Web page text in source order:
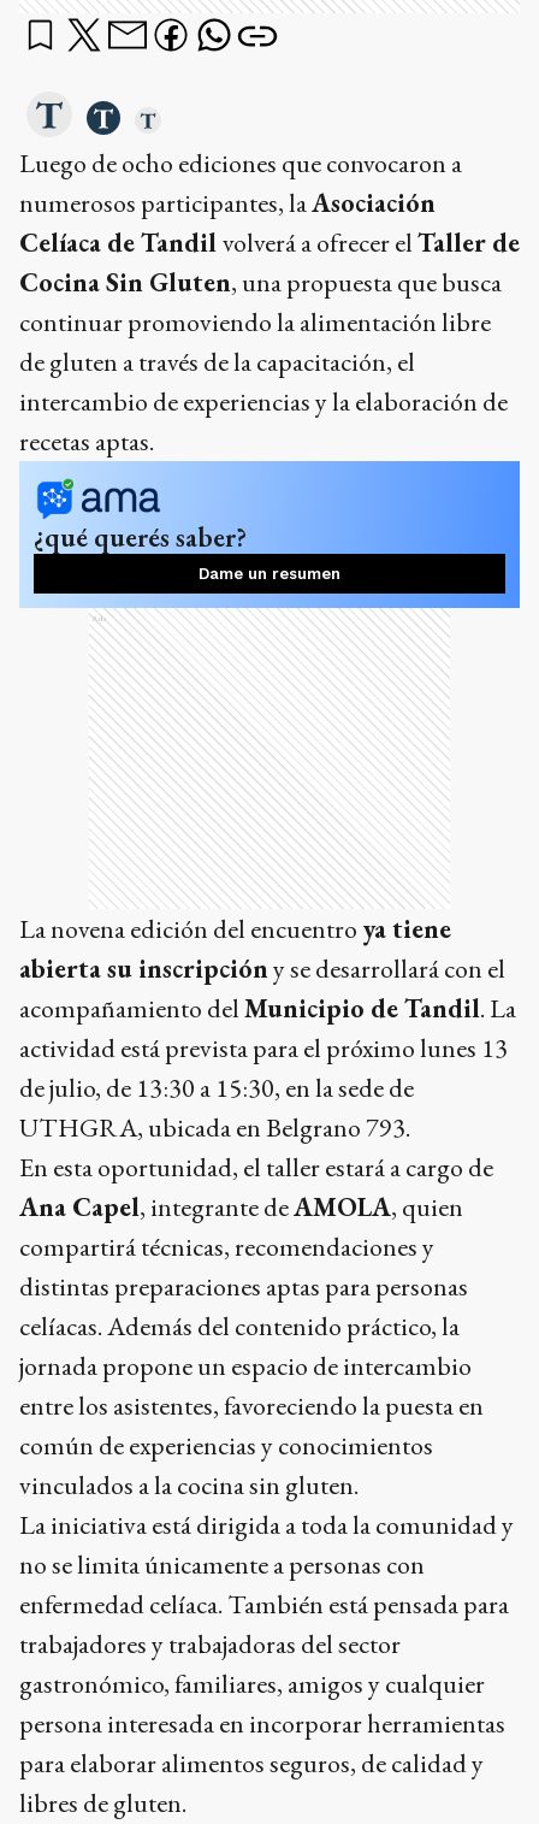
Luego de ocho ediciones que convocaron a
numerosos participantes, laAsociación
Celíaca de Tandilvolverá a ofrecer elTaller de
Cocina Sin Gluten, una propuesta que busca
continuar promoviendo la alimentación libre
de gluten a través de la capacitación, el
intercambio de experiencias y la elaboración de
recetas aptas.
¿qué querés saber?
Dame un resumen
Ads
La novena edición del encuentro ya tiene
abierta su inscripcióny se desarrollará con el
acompañamiento delMunicipio de Tandil. La
actividad está prevista para el próximo lunes 13
de julio, de 13:30 a 15:30, en la sede de
UTHGRA, ubicada en Belgrano 793.
En esta oportunidad, el taller estará a cargo de
Ana Capel, integrante deAMOLA, quien
compartirá técnicas, recomendaciones y
distintas preparaciones aptas para personas
celíacas. Además del contenido práctico, la
jornada propone un espacio de intercambio
entre los asistentes, favoreciendo la puesta en
común de experiencias y conocimientos
vinculados a la cocina sin gluten.
La iniciativa está dirigida a toda la comunidad y
no se limita únicamente a personas con
enfermedad celíaca. También está pensada para
trabajadores y trabajadoras del sector
gastronómico, familiares, amigos y cualquier
persona interesada en incorporar herramientas
para elaborar alimentos seguros, de calidad y
libres de gluten.